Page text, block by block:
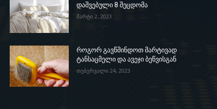
დაშვებული 8 შეცდომა
მარტი 2, 2023
როგორ გავწმინდოთ მარტივად
ტანსაცმელი და ავეჯი ბეწვისგან
თებერვალი 24, 2023